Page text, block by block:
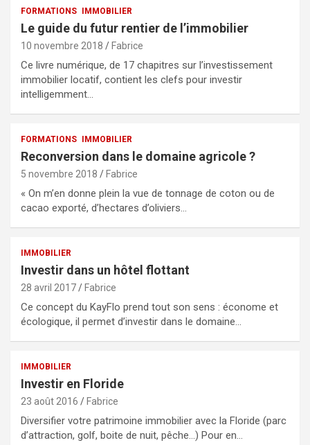
FORMATIONS IMMOBILIER
Le guide du futur rentier de l’immobilier
10 novembre 2018 Fabrice
Ce livre numérique, de 17 chapitres sur l’investissement
immobilier locatif, contient les clefs pour investir
intelligemment…
FORMATIONS IMMOBILIER
Reconversion dans le domaine agricole ?
5 novembre 2018 Fabrice
« On m’en donne plein la vue de tonnage de coton ou de
cacao exporté, d’hectares d’oliviers…
IMMOBILIER
Investir dans un hôtel flottant
28 avril 2017 Fabrice
Ce concept du KayFlo prend tout son sens : économe et
écologique, il permet d’investir dans le domaine…
IMMOBILIER
Investir en Floride
23 août 2016 Fabrice
Diversifier votre patrimoine immobilier avec la Floride (parc
d’attraction, golf, boite de nuit, pêche…) Pour en…